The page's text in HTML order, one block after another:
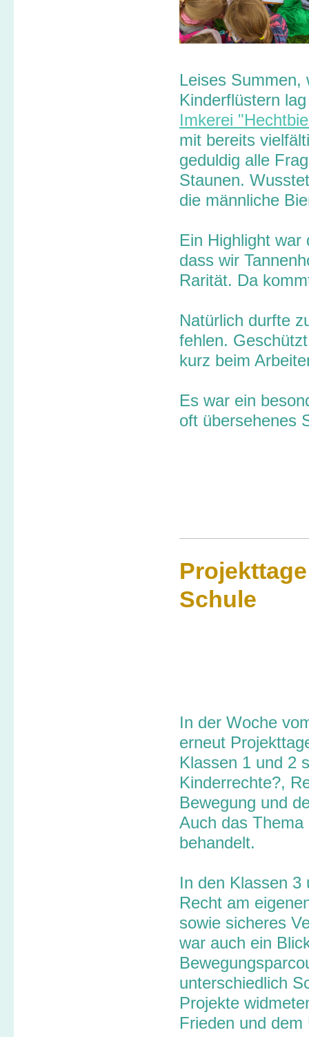
Leises Summen,
Kinderflüstern
Imkerei
mit bereits
geduldig alle
Staunen.
die männliche
Ein Highlight
dass wir
Rarität. Da
Natürlich durfte
fehlen.
kurz beim
Es war ein
oft übersehenes
Schule
In der Woche
erneut
Klassen 1 und 2
Kinderrechte?,
Bewegung und
Auch das Thema
behandelt.
In den Klassen 3
Recht am
sowie sicheres
war auch ein
unterschiedlich
Projekte
Frieden und dem